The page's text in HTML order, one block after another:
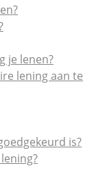
je lenen?
lening aan te
is?